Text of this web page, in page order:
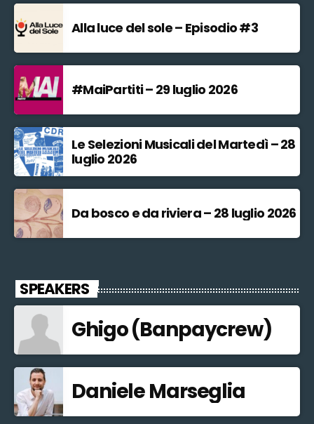
Alla luce del sole – Episodio #3
#MaiPartiti – 29 luglio 2026
Le Selezioni Musicali del Martedì – 28
luglio 2026
Da bosco e da riviera – 28 luglio 2026
SPEAKERS
Ghigo (Banpaycrew)
Daniele Marseglia